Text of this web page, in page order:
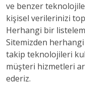
ve benzer
kişisel verilerinizi
Herhangi bir
Sitemizden
takip teknolojileri
müşteri hizmetleri
ederiz.